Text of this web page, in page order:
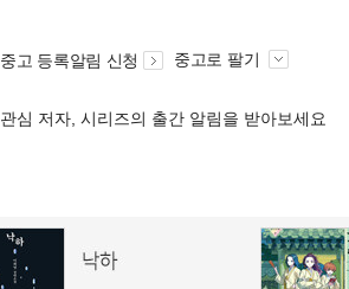
중고 등록알림 신청 중고로 팔기
관심 저자, 시리즈의 출간 알림을 받아보세요